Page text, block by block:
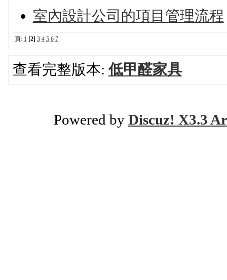
室內設計公司的項目管理流程
頁: 1 [2] 3 4 5 6 7
查看完整版本:低甲醛家具
Powered by Discuz! X3.3